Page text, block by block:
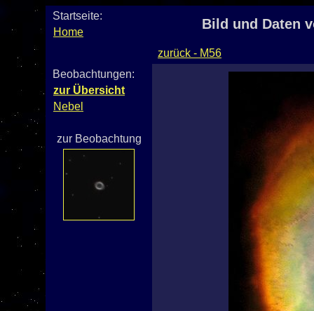
Startseite:
Home
Bild und Daten
zurück - M56
Beobachtungen:
zur Übersicht
Nebel
zur Beobachtung